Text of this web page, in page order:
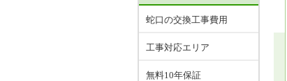
蛇口の交換工事費用
工事対応エリア
無料10年保証